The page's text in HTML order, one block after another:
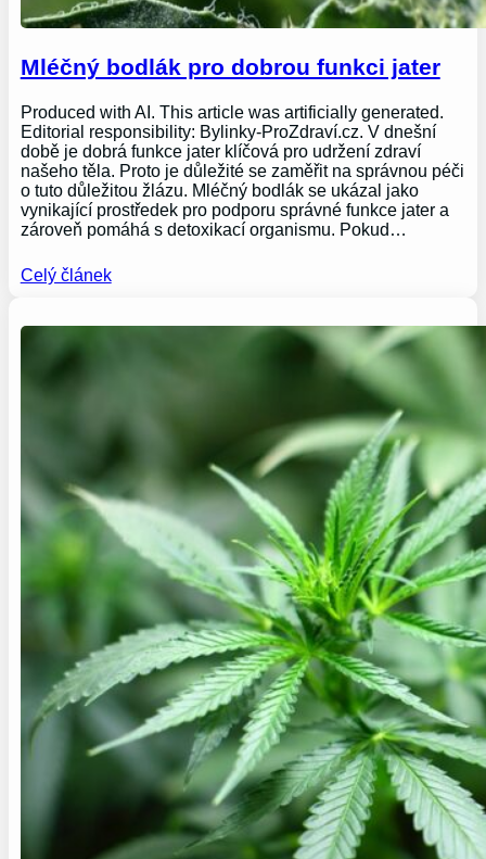
Mléčný bodlák pro dobrou funkci jater
Produced with AI. This article was artificially generated.
Editorial responsibility: Bylinky-ProZdraví.cz. V dnešní
době je dobrá funkce jater klíčová pro udržení zdraví
našeho těla. Proto je důležité se zaměřit na správnou péči
o tuto důležitou žlázu. Mléčný bodlák se ukázal jako
vynikající prostředek pro podporu správné funkce jater a
zároveň pomáhá s detoxikací organismu. Pokud…
Celý článek